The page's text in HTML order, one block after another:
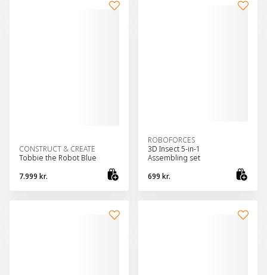
CONSTRUCT & CREATE
Tobbie the Robot Blue
7.999 kr.
ROBOFORCES
3D Insect 5-in-1
Assembling set
699 kr.